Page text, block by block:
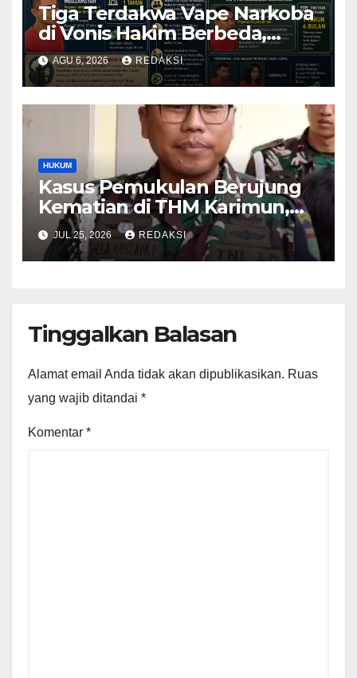
Tiga Terdakwa Vape Narkoba
di Vonis Hakim Berbeda,
Oknum Pegawai Imigrasi
Batam Paling Ringan
AGU 6, 2026 REDAKSI
HUKUM
Kasus Pemukulan Berujung
Kematian di THM Karimun,
Oknum Perwira TNI Resmi
Jadi Tersangka
JUL 25, 2026 REDAKSI
Tinggalkan Balasan
Alamat email Anda tidak akan dipublikasikan. Ruas
yang wajib ditandai *
Komentar *